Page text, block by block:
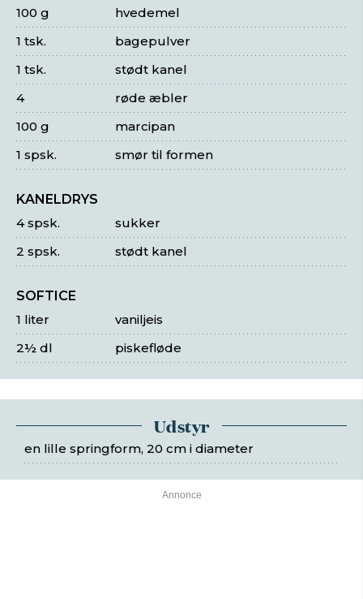
hvedemel
100 g
bagepulver
1 tsk.
stødt kanel
1 tsk.
røde æbler
4
marcipan
100 g
smør til formen
1 spsk.
KANELDRYS
sukker
4 spsk.
stødt kanel
2 spsk.
SOFTICE
vaniljeis
1 liter
piskefløde
2½ dl
Udstyr
en lille springform, 20 cm i diameter